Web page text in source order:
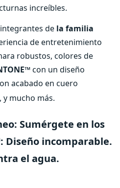
increíbles.
de la familia
de entretenimiento
robustos, colores de
con un diseño
acabado en cuero
y mucho más.
Sumérgete en los
Diseño incomparable.
el agua.